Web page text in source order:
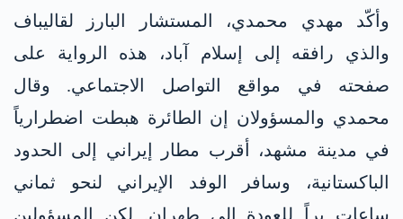
وأكّد مهدي محمدي، المستشار البارز لقاليباف
والذي رافقه إلى إسلام آباد، هذه الرواية على
صفحته في مواقع التواصل الاجتماعي. وقال
محمدي والمسؤولان إن الطائرة هبطت اضطرارياً
في مدينة مشهد، أقرب مطار إيراني إلى الحدود
الباكستانية، وسافر الوفد الإيراني لنحو ثماني
ساعات براً للعودة إلى طهران. لكن المسؤولين